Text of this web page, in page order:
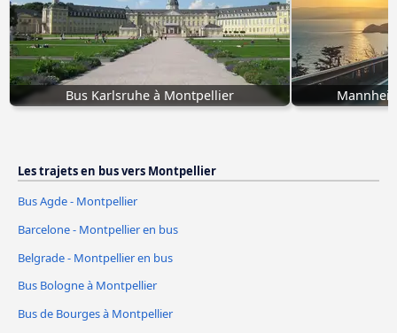
Bus Karlsruhe à Montpellier
Les trajets en bus vers Montpellier
Bus Agde - Montpellier
Barcelone - Montpellier en bus
Belgrade - Montpellier en bus
Bus Bologne à Montpellier
Bus de Bourges à Montpellier